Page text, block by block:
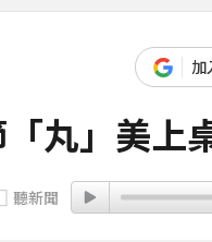
加
丸」美上
聽新聞